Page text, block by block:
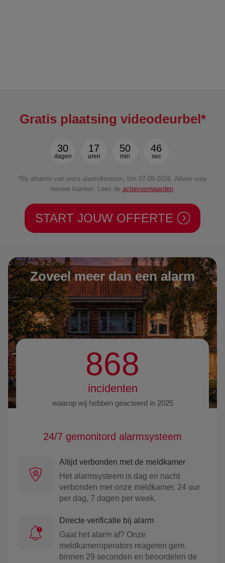
Gratis plaatsing videodeurbel*
30
dagen
17
uren
50
min
44
sec
*Bij afname van onze alarmdiensten, t/m 07-09-2026. Alleen voor
nieuwe klanten. Lees de actievoorwaarden.
START JOUW OFFERTE
Zoveel meer dan een alarm
868
incidenten
waarop wij hebben geacteerd in 2025
24/7 gemonitord alarmsysteem
Altijd verbonden met de meldkamer
Het alarmsysteem is dag en nacht
verbonden met onze meldkamer, 24 uur
per dag, 7 dagen per week.
Directe verificatie bij alarm
Gaat het alarm af? Onze
meldkameroperators reageren gem.
binnen 29 seconden en beoordelen de